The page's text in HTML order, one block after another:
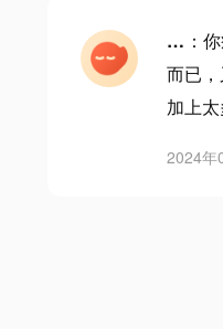
… ：
而已
加上
2024年